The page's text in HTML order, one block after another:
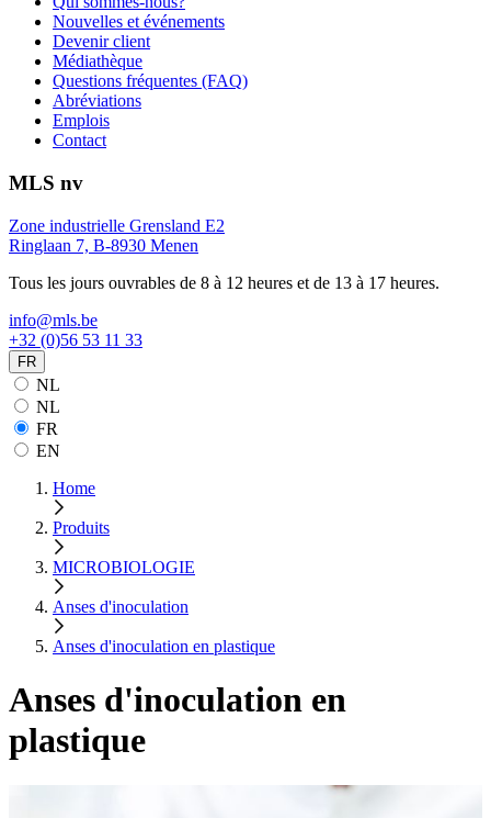
Nouvelles et événements
Devenir client
Médiathèque
Questions fréquentes (FAQ)
Abréviations
Emplois
Contact
MLS nv
Zone industrielle Grensland E2
Ringlaan 7, B-8930 Menen
Tous les jours ouvrables de 8 à 12 heures et de 13 à 17 heures.
info@mls.be
+32 (0)56 53 11 33
FR
NL
NL
FR
EN
Home
Produits
MICROBIOLOGIE
Anses d'inoculation
Anses d'inoculation en plastique
Anses d'inoculation en
plastique